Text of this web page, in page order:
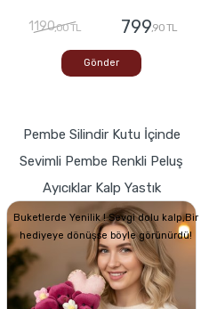
1190,00 TL 799,90 TL
Gönder
Pembe Silindir Kutu İçinde
Sevimli Pembe Renkli Peluş
Ayıcıklar Kalp Yastık
Buketlerde Yenilik ! Sevgi dolu kalp,Bir
hediyeye dönüşse böyle görünürdü!